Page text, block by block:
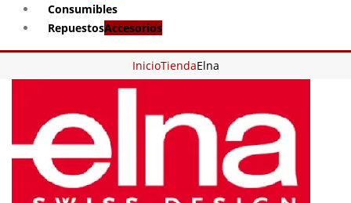
Consumibles
RepuestosAccesorios
InicioTiendaElna